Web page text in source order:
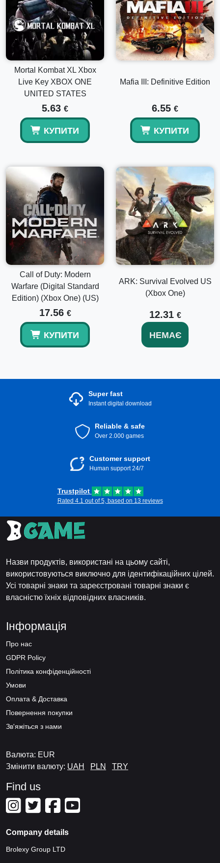
Mortal Kombat XL Xbox
Live Key XBOX ONE
UNITED STATES
5.63 €
КУПИТИ
Mafia III: Definitive Edition
6.55 €
КУПИТИ
Call of Duty: Modern
Warfare (Digital Standard
Edition) (Xbox One) (US)
17.56 €
КУПИТИ
ARK: Survival Evolved US
(Xbox One)
12.31 €
НЕМАЄ
Super fast
Instant digital download
Reliable & safe
Over 2.000 games
Customer support
Human support 24/7
Trustpilot
Rated 4.1 out of 5, based on 13 reviews
Назви продуктів, використані на цьому сайті,
використовуються виключно для ідентифікаційних цілей.
Усі товарні знаки та зареєстровані товарні знаки є
власністю їхніх відповідних власників.
Інформація
Про нас
GDPR Policy
Політика конфіденційності
Умови
Оплата & Доставка
Повернення покупки
Зв'яжіться з нами
Валюта: EUR
Змінити валюту: UAH PLN TRY
Find us
Company details
Brolexy Group LTD